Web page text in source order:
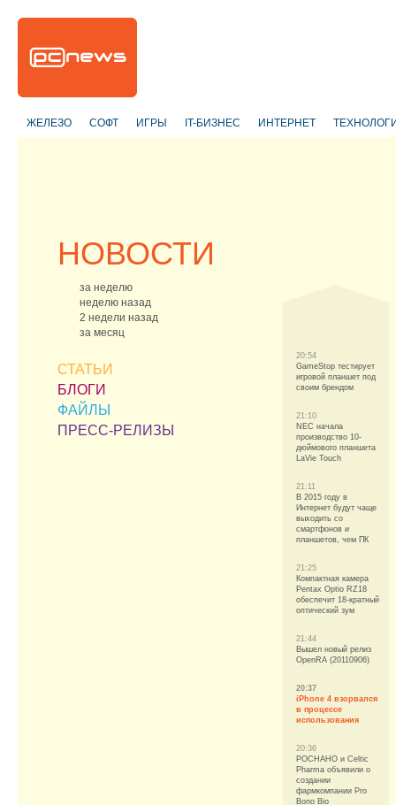
ЖЕЛЕЗО СОФТ ИГРЫ IT-БИЗНЕС ИНТЕРНЕТ
НОВОСТИ
за неделю
неделю назад
2 недели назад
за месяц
СТАТЬИ
БЛОГИ
ФАЙЛЫ
ПРЕСС-РЕЛИЗЫ
20:54
GameStop тестирует
игровой планшет под
своим брендом
21:10
NEC начала
производство 10-
дюймового планшета
LaVie Touch
21:11
В 2015 году в
Интернет будут чаще
выходить со
смартфонов и
планшетов, чем ПК
21:25
Компактная камера
Pentax Optio RZ18
обеспечит 18-кратный
оптический зум
21:44
Вышел новый релиз
OpenRA (20110906)
20:37
iPhone 4 взорвался
в процессе
использования
20:36
РОСНАНО и Celtic
Pharma объявили о
создании
фармкомпании Pro
Bono Bio